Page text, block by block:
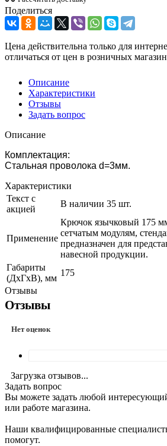
Поделиться
Цена действительна только для
отличаться от цен в розничных
Описание
Характеристики
Отзывы
Задать вопрос
Описание
Комплектация:
Стальная проволока d=3мм.
Характеристики
Текст с
акцией
В наличии 35 шт.
Применение
Крючок язычковый 175
сетчатым модулям,
предназначен для
навесной продукции.
Габариты
(ДхГхВ), мм
175
Отзывы
Отзывы
Нет оценок
Загрузка отзывов...
Задать вопрос
Вы можете задать любой
или работе магазина.
Наши квалифицированные
помогут.